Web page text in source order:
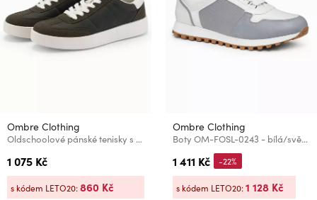
Ombre Clothing
Oldschoolové pánské tenisky s hrubou podrážkou tmavě hnědé Ombre Clothing
1 075 Kč
s kódem LETO20:860 Kč
Ombre Clothing
Boty OM-FOSL-0243 - bílá/světle šedá Ombre Clothing
1 411 Kč -22%
s kódem LETO20:1 128 Kč